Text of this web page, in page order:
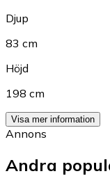
Djup
83 cm
Höjd
198 cm
Visa mer information
Annons
Andra